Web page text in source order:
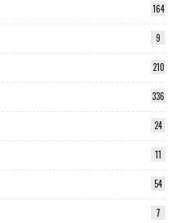
164
9
210
336
24
11
54
7